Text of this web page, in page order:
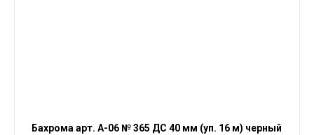
Бахрома арт. А-06 № 365 ДС 40 мм (уп. 16 м) черный